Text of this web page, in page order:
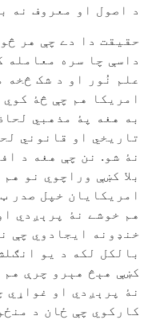
د اصول او معروف نه
حقيقت دا دے چې هر
داسې چا سره معامله
علم نُور او د شک څخه
امريکا هم چې څۀ
به هغه پۀ مذهبي
تاريخي او قانوني
نۀ شو. نن چې هغه د
بلا کښې وراچوي نو
امريکايان خپل صدر
هم خوشے نۀ پرېږدي
خنډونه ايجادوي چې
بالکل لکه د يو
کښې هېڅ هېرو چرې
نۀ پرېږدي او غواړي
کارکوي چې ځان د